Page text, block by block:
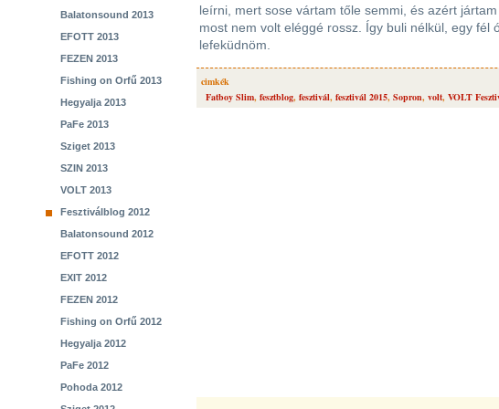
Balatonsound 2013
EFOTT 2013
FEZEN 2013
Fishing on Orfű 2013
Hegyalja 2013
PaFe 2013
Sziget 2013
SZIN 2013
VOLT 2013
Fesztiválblog 2012
Balatonsound 2012
EFOTT 2012
EXIT 2012
FEZEN 2012
Fishing on Orfű 2012
Hegyalja 2012
PaFe 2012
Pohoda 2012
leírni, mert sose vártam tőle semmi, és azért
most nem volt eléggé rossz. Így buli nélkül, egy fél
lefeküdnöm.
cimkék
Fatboy Slim, fesztblog, fesztivál, fesztivál 2015, Sopron, volt, VOLT